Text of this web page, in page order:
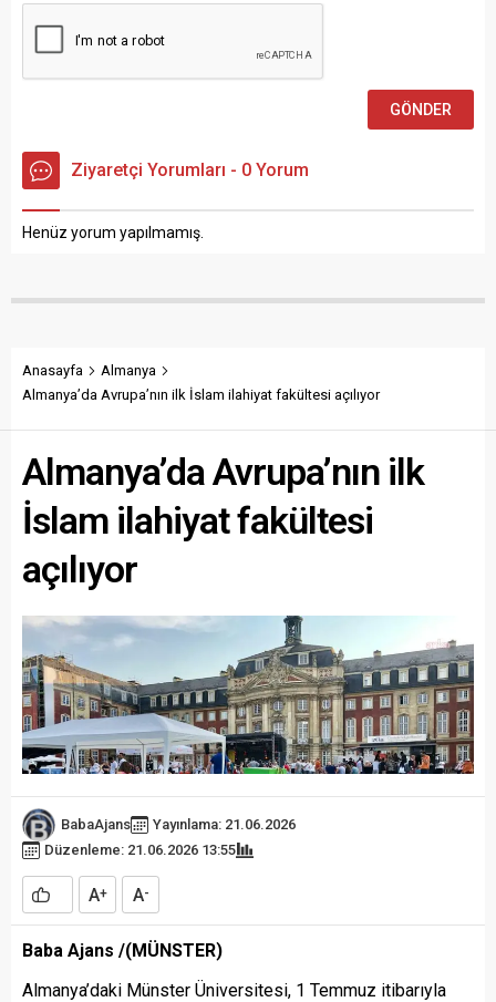
Ziyaretçi Yorumları - 0 Yorum
Henüz yorum yapılmamış.
Anasayfa
Almanya
Almanya’da Avrupa’nın ilk İslam ilahiyat fakültesi açılıyor
Almanya’da Avrupa’nın ilk
İslam ilahiyat fakültesi
açılıyor
BabaAjans
Yayınlama: 21.06.2026
Düzenleme: 21.06.2026 13:55
A+ A-
Baba Ajans /(MÜNSTER)
Almanya’daki Münster Üniversitesi, 1 Temmuz itibarıyla